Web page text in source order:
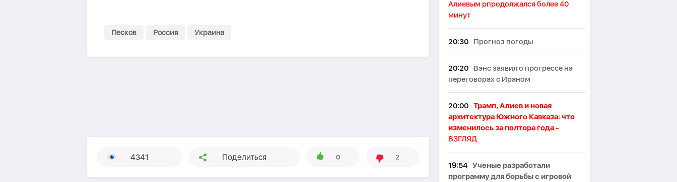
Песков Россия Украина
4341 Поделиться 0 2
Алиевым рпродолжался более 40
минут
20:30 Прогноз погоды
20:20
Вэнс заявил о прогрессе на
переговорах с Ираном
20:00 Трамп, Алиев и новая
архитектура Южного Кавказа: что
изменилось за полтора года -
ВЗГЛЯД
19:54 Ученые разработали
программу для борьбы с игровой